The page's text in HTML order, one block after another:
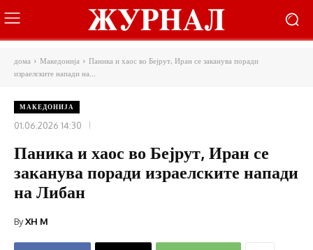
дома Македонија
Паника и хаос во Бејрут, Иран се заканува поради
израелските напади на...
МАКЕДОНИЈА
01.06.2026 14:30
Паника и хаос во Бејрут, Иран се
заканува поради израелските напади
на Либан
ByXH M